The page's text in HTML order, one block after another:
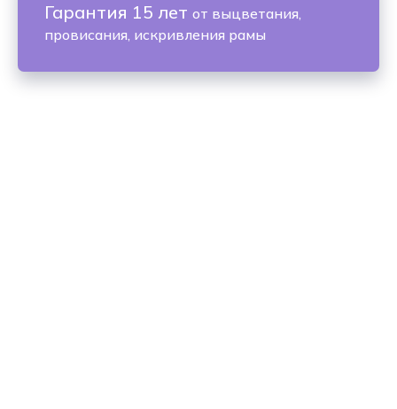
Гарантия 15 лет от выцветания,
провисания, искривления рамы